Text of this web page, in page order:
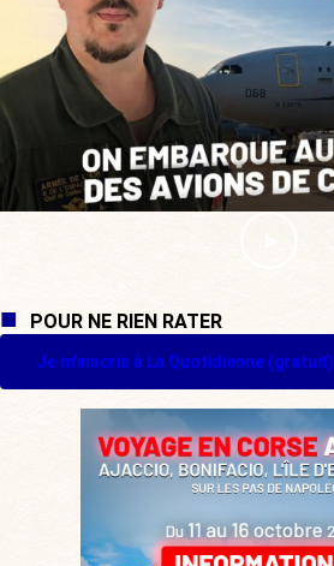
POUR NE RIEN RATER
Je m'inscris à La Quotidienne (gratuit)